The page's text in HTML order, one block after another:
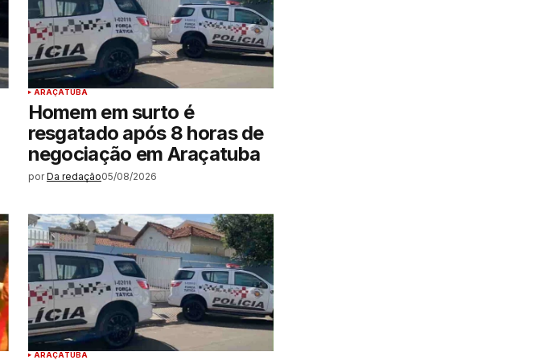
ARAÇATUBA
Homem em surto é
resgatado após 8 horas de
negociação em Araçatuba
por Da redação05/08/2026
ARAÇATUBA